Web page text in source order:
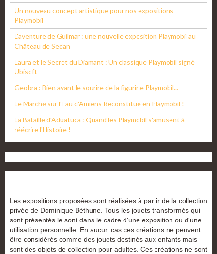
Un nouveau concept artistique pour nos expositions
Playmobil
L'aventure de Guilmar : une nouvelle exposition Playmobil au
Château de Sedan
Laura et le Secret du Diamant : Un classique Playmobil signé
Ubisoft
Geobra : Bien avant le sourire de la figurine Playmobil...
Le Marché sur l'Eau d'Amiens Reconstitué en Playmobil !
La Bataille d'Aduatuca : Quand les Playmobil s'amusent à
réécrire l'Histoire !
Les expositions proposées sont réalisées à partir de la collection
privée de Dominique Béthune. Tous les jouets transformés qui
sont présentés le sont dans le cadre d'une exposition ou d'une
utilisation personnelle. En aucun cas ces créations ne peuvent
être considérés comme des jouets destinés aux enfants mais
sont des objets de collection pour adultes. Ces créations ne sont